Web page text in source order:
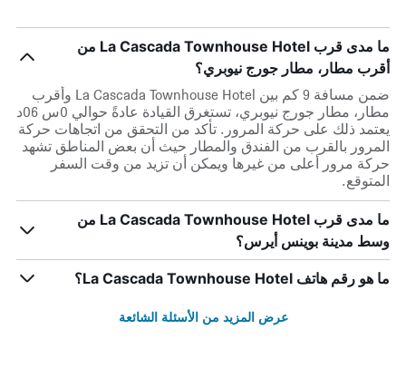
ما مدى قرب La Cascada Townhouse Hotel من
أقرب مطار، مطار جورج نيوبري؟
ضمن مسافة 9 كم بين La Cascada Townhouse Hotel وأقرب
مطار، مطار جورج نيوبري، تستغرق القيادة عادةً حوالي 0س 06د
يعتمد ذلك على حركة المرور. تأكد من التحقق من اتجاهات حركة
المرور بالقرب من الفندق والمطار حيث أن بعض المناطق تشهد
حركة مرور أعلى من غيرها ويمكن أن تزيد من وقت السفر
المتوقع.
ما مدى قرب La Cascada Townhouse Hotel من
وسط مدينة بوينس أيرس؟
ما هو رقم هاتف La Cascada Townhouse Hotel؟
عرض المزيد من الأسئلة الشائعة